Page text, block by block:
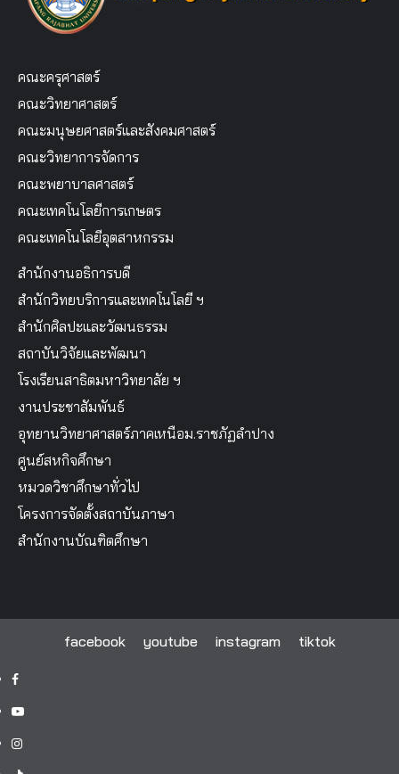
คณะครุศาสตร์
คณะวิทยาศาสตร์
คณะมนุษยศาสตร์และสังคมศาสตร์
คณะวิทยาการจัดการ
คณะพยาบาลศาสตร์
คณะเทคโนโลยีการเกษตร
คณะเทคโนโลยีอุตสาหกรรม
สำนักงานอธิการบดี
สำนักวิทยบริการและเทคโนโลยี ฯ
สำนักศิลปะและวัฒนธรรม
สถาบันวิจัยและพัฒนา
โรงเรียนสาธิตมหาวิทยาลัย ฯ
งานประชาสัมพันธ์
อุทยานวิทยาศาสตร์ภาคเหนือม.ราชภัฏลำปาง
ศูนย์สหกิจศึกษา
หมวดวิชาศึกษาทั่วไป
โครงการจัดตั้งสถาบันภาษา
สำนักงานบัณฑิตศึกษา
facebook youtube instagram tiktok
facebook
youtube
instagram